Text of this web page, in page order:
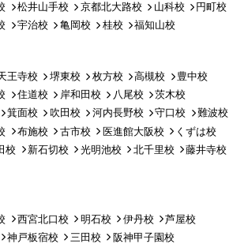
松井山手校 京都北大路校 山科校
円町校
宇治校 亀岡校 桂校 福知山校
王寺校 堺東校 枚方校 高槻校
豊中校
住道校 岸和田校 八尾校
茨木校
箕面校 吹田校 河内長野校 守口校
難波校
布施校 古市校 医進館大阪校
くずは校
校 新石切校 光明池校 北千里校
藤井寺校
西宮北口校 明石校 伊丹校
芦屋校
神戸板宿校 三田校
阪神甲子園校